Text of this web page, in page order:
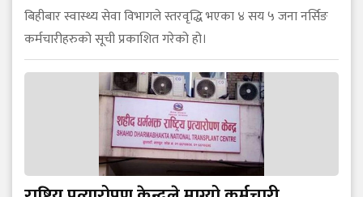
बिहीबार स्वास्थ्य सेवा विभागले स्तरवृद्धि भएका ४ सय ५ जना नर्सिङ
कर्मचारीहरुको सूची प्रकाशित गरेको हो।